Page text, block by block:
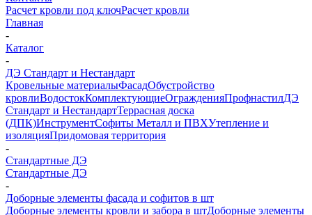
Расчет кровли под ключРасчет кровли
Главная
-
Каталог
-
ДЭ Стандарт и Нестандарт
Кровельные материалыФасадОбустройство
кровлиВодостокКомплектующиеОгражденияПрофнастилДЭ
Стандарт и НестандартТеррасная доска
(ДПК)ИнструментСофиты Металл и ПВХУтепление и
изоляцияПридомовая территория
-
Стандартные ДЭ
Стандартные ДЭ
-
Доборные элементы фасада и софитов в шт
Доборные элементы кровли и забора в штДоборные элементы